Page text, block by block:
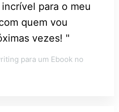
para o meu
quem vou
vezes! "
para um Ebook no